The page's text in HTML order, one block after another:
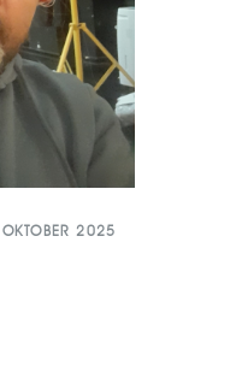
2025